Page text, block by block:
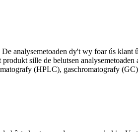
analysemetoaden dy't wy foar ús
sille de belutsen analysemetoaden
(HPLC), gaschromatografy